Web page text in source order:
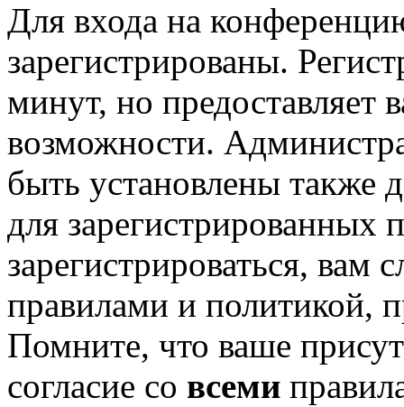
Для входа на
зарегистрированы.
минут, но предоставляет
возможности.
быть установлены также
для зарегистрированных
зарегистрироваться, вам
правилами и политикой,
Помните, что ваше
согласие со всеми